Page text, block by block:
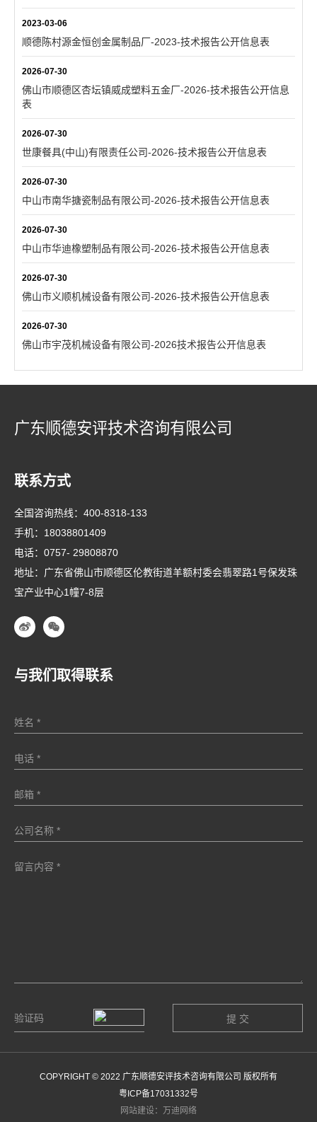
2023-03-06
顺德陈村源金恒创金属制品厂-2023-技术报告公开信息表
2026-07-30
佛山市顺德区杏坛镇威成塑料五金厂-2026-技术报告公开信息
表
2026-07-30
世康餐具(中山)有限责任公司-2026-技术报告公开信息表
2026-07-30
中山市南华搪瓷制品有限公司-2026-技术报告公开信息表
2026-07-30
中山市华迪橡塑制品有限公司-2026-技术报告公开信息表
2026-07-30
佛山市义顺机械设备有限公司-2026-技术报告公开信息表
2026-07-30
佛山市宇茂机械设备有限公司-2026技术报告公开信息表
广东顺德安评技术咨询有限公司
联系方式
全国咨询热线： 400-8318-133
手机： 18038801409
电话： 0757- 29808870
地址：广东省佛山市顺德区伦教街道羊额村委会翡翠路1号保发珠
宝产业中心1幢7-8层
与我们取得联系
COPYRIGHT © 2022 广东顺德安评技术咨询有限公司 版权所有
粤ICP备17031332号
网站建设：万迪网络